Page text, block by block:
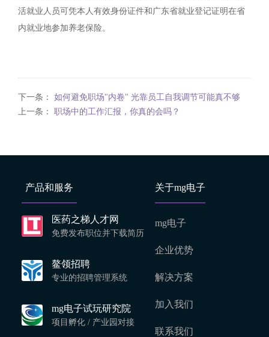
活就业人员可凭本人有效身份证件和广东省就业登记证明在省
内就业地参加养老保险。
下一条： 如何避免职场"内卷" 光靠员工自我调节可能真不够
上一条： 职场中的工作汇报，你真的会吗？
产品和服务
医药之梯人才网
免费发布职位并下载简历
鳌领招聘
专业的招聘管理系统
mg电子试玩研究院
项目孵化 / 产业园对接
关于mg电子
mg电子
企业优势
解决方案
加入我们
联系我们